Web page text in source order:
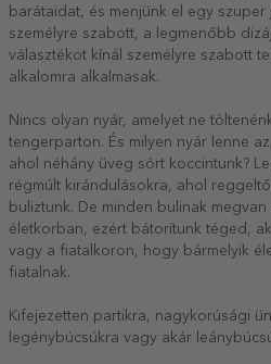
barátaidat, és menjünk el egy szuper
személyre szabott, a legmenőbb
választékot kínál személyre szabott
alkalomra alkalmasak.
Nincs olyan nyár, amelyet ne
tengerparton. És milyen nyár lenne
ahol néhány üveg sört koccintunk?
régmúlt kirándulásokra, ahol
buliztunk. De minden bulinak
életkorban, ezért bátorítunk téged,
vagy a fiatalkoron, hogy bármelyik
fiatalnak.
Kifejezetten partikra, nagykorúsági
legénybúcsúkra vagy akár